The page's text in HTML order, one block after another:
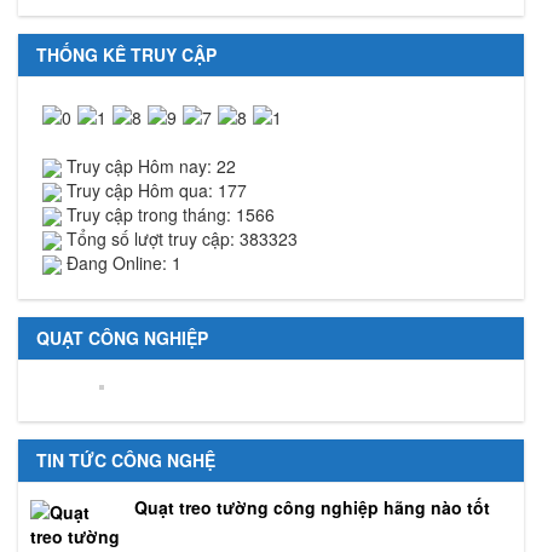
THỐNG KÊ TRUY CẬP
Truy cập Hôm nay: 22
Truy cập Hôm qua: 177
Truy cập trong tháng: 1566
Tổng số lượt truy cập: 383323
Đang Online: 1
QUẠT CÔNG NGHIỆP
TIN TỨC CÔNG NGHỆ
Quạt treo tường công nghiệp hãng nào tốt